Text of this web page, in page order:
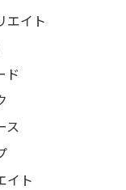
エイト
ド
ス
イト